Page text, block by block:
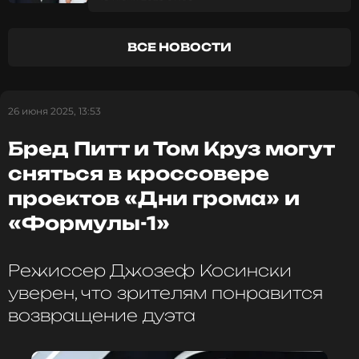
ССЫЛКА
ВСЕ НОВОСТИ
26 июня 2025, 13:53
Бред Питт и Том Круз могут
сняться в кроссовере
проектов «Дни грома» и
«Формулы-1»
Режиссер Джозеф Косински
уверен, что зрителям понравится
возвращение дуэта